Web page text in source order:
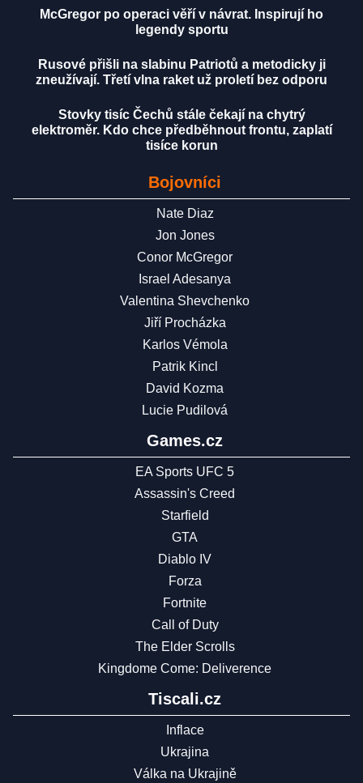
McGregor po operaci věří v návrat. Inspirují ho
legendy sportu
Rusové přišli na slabinu Patriotů a metodicky ji
zneužívají. Třetí vlna raket už proletí bez odporu
Stovky tisíc Čechů stále čekají na chytrý
elektroměr. Kdo chce předběhnout frontu, zaplatí
tisíce korun
Bojovníci
Nate Diaz
Jon Jones
Conor McGregor
Israel Adesanya
Valentina Shevchenko
Jiří Procházka
Karlos Vémola
Patrik Kincl
David Kozma
Lucie Pudilová
Games.cz
EA Sports UFC 5
Assassin's Creed
Starfield
GTA
Diablo IV
Forza
Fortnite
Call of Duty
The Elder Scrolls
Kingdome Come: Deliverence
Tiscali.cz
Inflace
Ukrajina
Válka na Ukrajině